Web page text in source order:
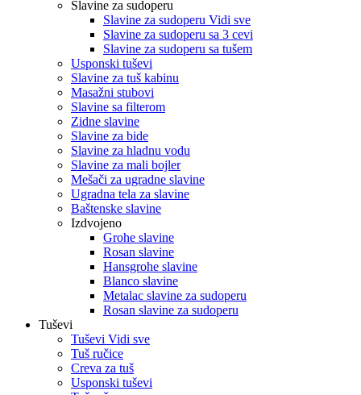
Slavine za sudoperu
Slavine za sudoperu Vidi sve
Slavine za sudoperu sa 3 cevi
Slavine za sudoperu sa tušem
Usponski tuševi
Slavine za tuš kabinu
Masažni stubovi
Slavine sa filterom
Zidne slavine
Slavine za bide
Slavine za hladnu vodu
Slavine za mali bojler
Mešači za ugradne slavine
Ugradna tela za slavine
Baštenske slavine
Izdvojeno
Grohe slavine
Rosan slavine
Hansgrohe slavine
Blanco slavine
Metalac slavine za sudoperu
Rosan slavine za sudoperu
Tuševi
Tuševi Vidi sve
Tuš ručice
Creva za tuš
Usponski tuševi